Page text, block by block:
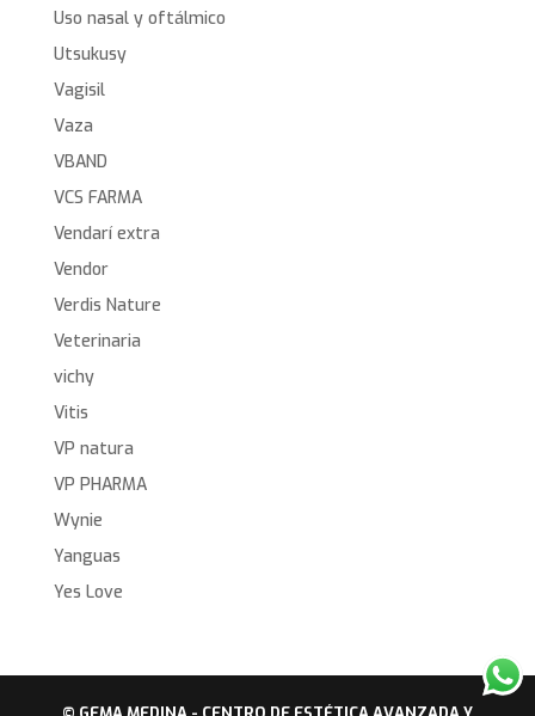
Uso nasal y oftálmico
Utsukusy
Vagisil
Vaza
VBAND
VCS FARMA
Vendarí extra
Vendor
Verdis Nature
Veterinaria
vichy
Vitis
VP natura
VP PHARMA
Wynie
Yanguas
Yes Love